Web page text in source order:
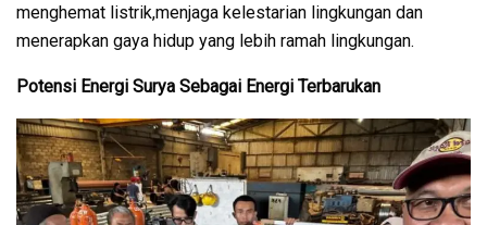
menghemat listrik,menjaga kelestarian lingkungan dan
menerapkan gaya hidup yang lebih ramah lingkungan.
Potensi Energi Surya Sebagai Energi Terbarukan